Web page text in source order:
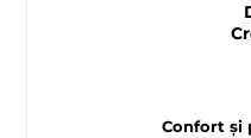
Confort și